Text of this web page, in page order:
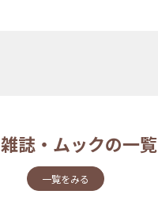
雑誌・ムックの一覧
一覧をみる